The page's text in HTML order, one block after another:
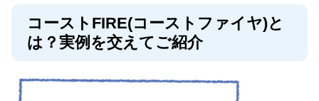
コーストFIRE(コーストファイヤ)と
は？実例を交えてご紹介